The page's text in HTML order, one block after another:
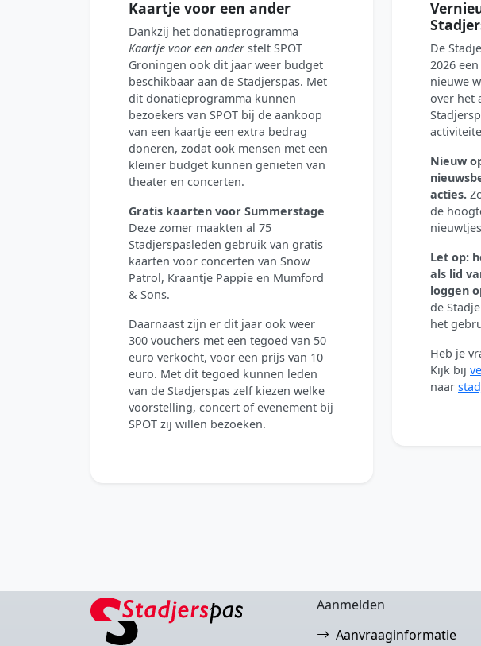
Kaartje voor een ander
Dankzij het donatieprogramma
Kaartje voor een ander stelt SPOT
Groningen ook dit jaar weer budget
beschikbaar aan de Stadjerspas. Met
dit donatieprogramma kunnen
bezoekers van SPOT bij de aankoop
van een kaartje een extra bedrag
doneren, zodat ook mensen met een
kleiner budget kunnen genieten van
theater en concerten.
Gratis kaarten voor Summerstage
Deze zomer maakten al 75
Stadjerspasleden gebruik van gratis
kaarten voor concerten van Snow
Patrol, Kraantje Pappie en Mumford
& Sons.
Daarnaast zijn er dit jaar ook weer
300 vouchers met een tegoed van 50
euro verkocht, voor een prijs van 10
euro. Met dit tegoed kunnen leden
van de Stadjerspas zelf kiezen welke
voorstelling, concert of evenement bij
SPOT zij willen bezoeken.
De
2026
nieuwe
over het
Nieuw
acties.
de
Let op:
als lid
loggen
de
het
Heb je
Kijk bij
naar
Aanmelden
Aanvraaginformatie